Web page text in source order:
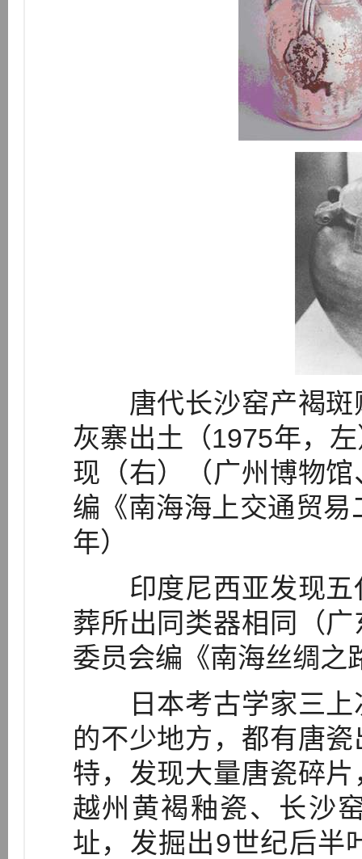
唐代长沙窑产褐斑
灰寨出土（1975年，
现（右）（广州博物
编《南海海上交通贸
年）
印度尼西亚发现五
葬所出同类器相同（
委员会编《南海丝绸
日本考古学家三上
的不少地方，都有唐
特，发现大量唐瓷碎
越州黄褐釉瓷、长沙
址，发掘出9世纪后半